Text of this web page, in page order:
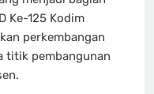
Ke-125 Kodim
perkembangan
titik pembangunan